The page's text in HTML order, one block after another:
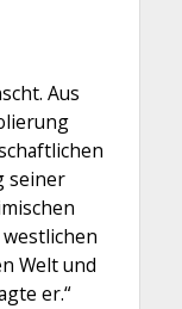
Aus
seiner
Welt und
er.“